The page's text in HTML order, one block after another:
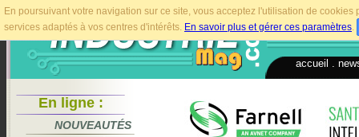
En poursuivant votre navigation sur ce site, vous acceptez l'utilisation de
services adaptés à vos centres d'intérêts. En savoir plus et gérer ces paramètres.
accueil
En ligne :
NOUVEAUTÉS